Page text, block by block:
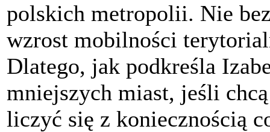
polskich metropolii. Nie
wzrost mobilności
Dlatego, jak podkreśla
mniejszych miast, jeśli
liczyć się z koniecznością